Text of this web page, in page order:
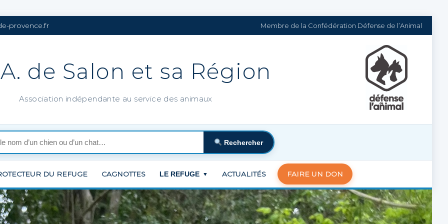
provence.fr Membre de la Confédération Défense de l’Animal
de Salon et sa Région
Association indépendante au service des animaux
Rechercher
DU REFUGE CAGNOTTES LE REFUGE ▼ ACTUALITÉS FAIRE UN DON